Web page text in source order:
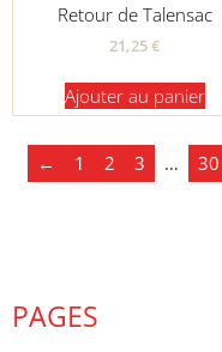
Retour de Talensac
21,25€
Ajouter au panier
← 1 2 3 … 30
PAGES